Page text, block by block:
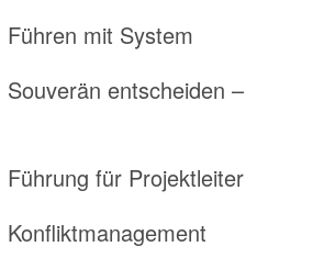
Führen mit System
Souverän entscheiden –
Führung für Projektleiter
Konfliktmanagement